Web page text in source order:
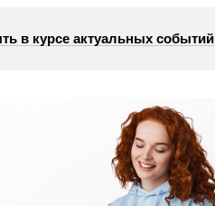
в курсе актуальных событий